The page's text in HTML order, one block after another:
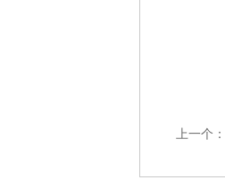
上一个：